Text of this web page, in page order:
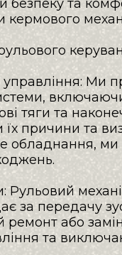
безпеку та
кермового
управління: Ми
тяги та
причини та
обладнання,
Рульовий
за передачу
або
та